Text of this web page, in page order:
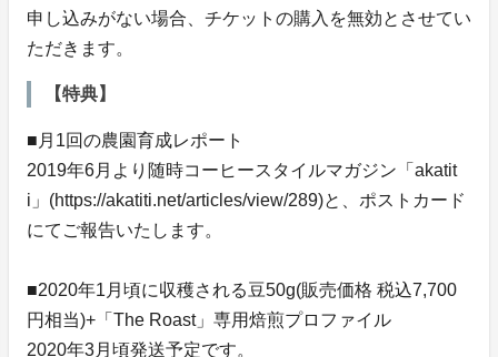
申し込みがない場合、チケットの購入を無効とさせてい
ただきます。
【特典】
■月1回の農園育成レポート
2019年6月より随時コーヒースタイルマガジン「akatit
i」(https://akatiti.net/articles/view/289)と、ポストカード
にてご報告いたします。
■2020年1月頃に収穫される豆50g(販売価格 税込7,700
円相当)+「The Roast」専用焙煎プロファイル
2020年3月頃発送予定です。